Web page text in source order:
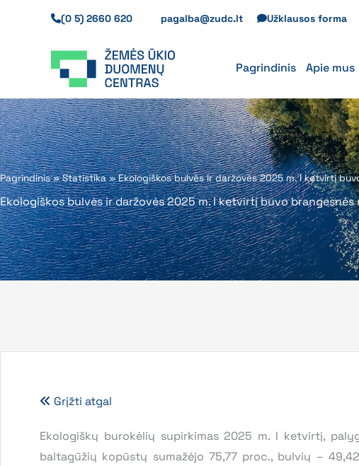
(0 5) 2660 620 pagalba@zudc.lt Užklausos forma
Pagrindinis Apie mus
Pagrindinis»Statistika»Ekologiškos bulvės ir daržovės 2025 m. I ketvirtį
Ekologiškos bulvės ir daržovės 2025 m. I ketvirtį buvo brangesnės
Grįžti atgal
Ekologiškų burokėlių supirkimas 2025 m. I ketvirtį,
baltagūžių kopūstų sumažėjo 75,77 proc., bulvių –